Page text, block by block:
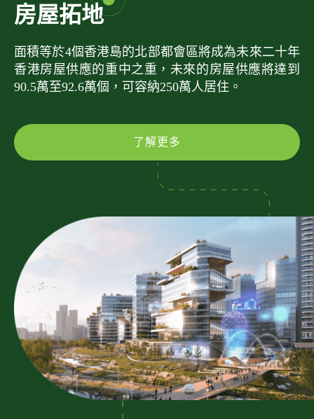
房屋拓地
面積等於4個香港島的北部都會區將成為未來二十年
香港房屋供應的重中之重，未來的房屋供應將達到
90.5萬至92.6萬個，可容納250萬人居住。
了解更多